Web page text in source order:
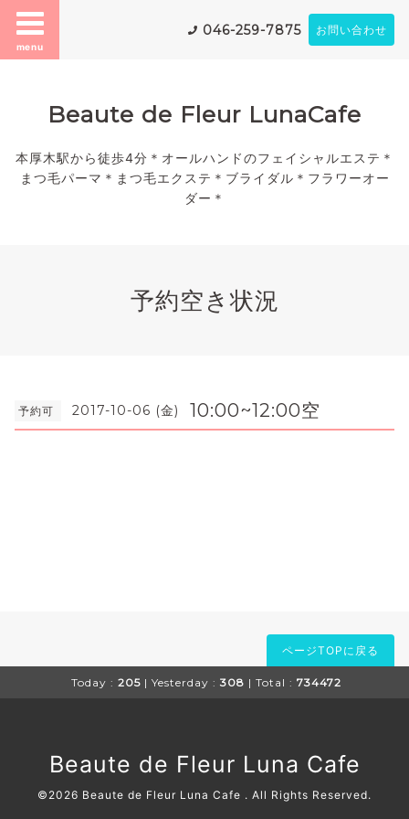
menu
046-259-7875 お問い合わせ
Beaute de Fleur LunaCafe
本厚木駅から徒歩4分＊オールハンドのフェイシャルエステ＊
まつ毛パーマ＊まつ毛エクステ＊ブライダル＊フラワーオー
ダー＊
予約空き状況
予約可 2017-10-06 (金) 10:00~12:00空
ページTOPに戻る
Today : 205 | Yesterday : 308 | Total : 734472
Beaute de Fleur Luna Cafe
©2026 Beaute de Fleur Luna Cafe . All Rights Reserved.